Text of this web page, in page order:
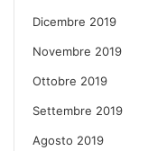
Dicembre 2019
Novembre 2019
Ottobre 2019
Settembre 2019
Agosto 2019